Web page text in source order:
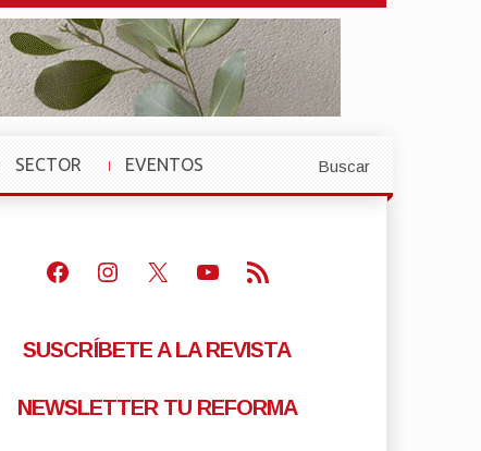
SECTOR
»
EVENTOS
»
Buscar
Facebook
Instagram
X Youtube
Feed RSS
SUSCRÍBETE A LA REVISTA
NEWSLETTER TU REFORMA